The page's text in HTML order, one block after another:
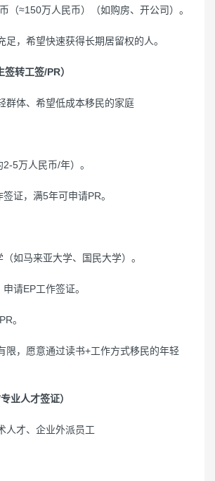
（≈150万人民币）（如购房、开公司）。
足，希望快速获得长期居留权的人。
转工签/PR）
群体、希望低成本移民的家庭
5万人民币/年）。
证，满5年可申请PR。
如马来亚大学、国民大学）。
请EP工作签证。
。
限，愿意通过读书+工作方式移民的年轻
业人才签证）
人才、企业外派员工